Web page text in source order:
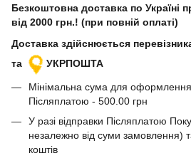
Безкоштовна доставка по Україні
від 2000 грн.! (при повній оплаті)
Доставка здійснюється
та
УКРПОШТА
Мінімальна сума для
Післяплатою - 500.00 грн
У разі відправки Післяплатою
незалежно від суми замовлення)
коштів